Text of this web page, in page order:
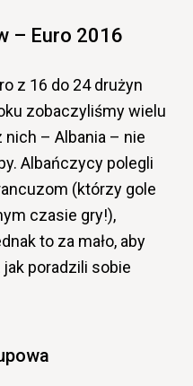
– Euro 2016
z 16 do 24 drużyn
zobaczyliśmy wielu
– Albania – nie
Albańczycy polegli
(którzy gole
czasie gry!),
to za mało, aby
poradzili sobie